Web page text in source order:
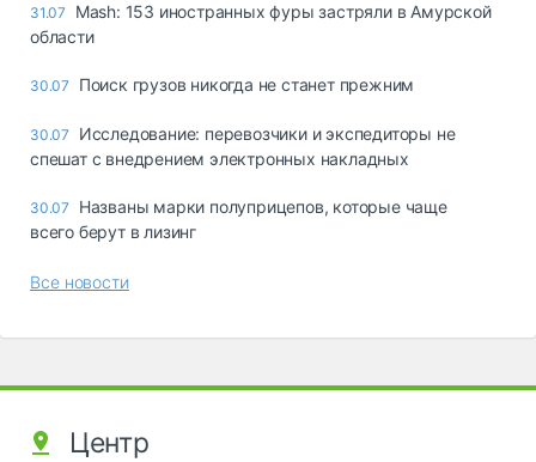
31.07
Mash: 153 иностранных фуры застряли в Амурской
области
30.07 Поиск грузов никогда не станет прежним
30.07
Исследование: перевозчики и экспедиторы не
спешат с внедрением электронных накладных
30.07
Названы марки полуприцепов, которые чаще
всего берут в лизинг
Все новости
Центр